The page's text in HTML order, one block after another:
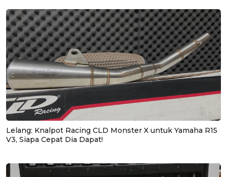
Lelang: Knalpot Racing CLD Monster X untuk Yamaha R15
V3, Siapa Cepat Dia Dapat!